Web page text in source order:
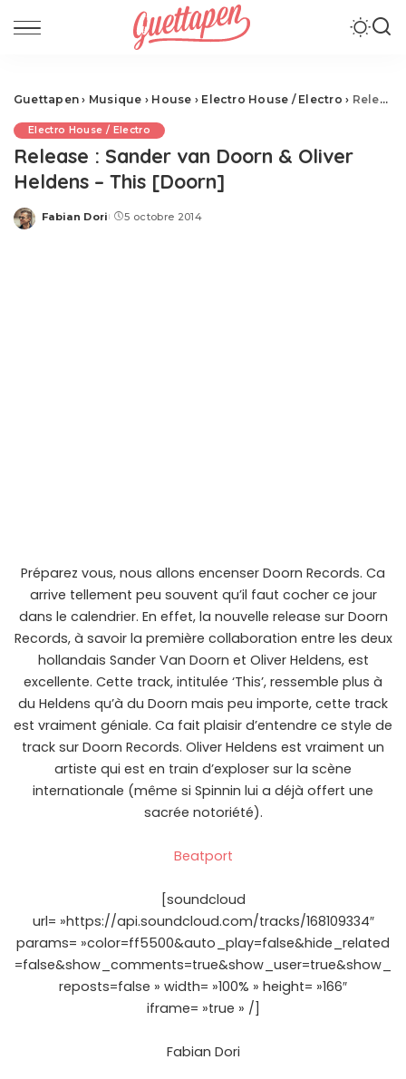
Guettapen › Musique › House › Electro House / Electro › Release : Sander van Doorn & Oliver Heldens – This [Doorn]
Electro House / Electro
Release : Sander van Doorn & Oliver
Heldens – This [Doorn]
Posted
Fabian Dori 5 octobre 2014
Préparez vous, nous allons encenser Doorn Records. Ca
arrive tellement peu souvent qu’il faut cocher ce jour
dans le calendrier. En effet, la nouvelle release sur Doorn
Records, à savoir la première collaboration entre les deux
hollandais Sander Van Doorn et Oliver Heldens, est
excellente. Cette track, intitulée ‘This’, ressemble plus à
du Heldens qu’à du Doorn mais peu importe, cette track
est vraiment géniale. Ca fait plaisir d’entendre ce style de
track sur Doorn Records. Oliver Heldens est vraiment un
artiste qui est en train d’exploser sur la scène
internationale (même si Spinnin lui a déjà offert une
sacrée notoriété).
Beatport
[soundcloud
url= »https://api.soundcloud.com/tracks/168109334″
params= »color=ff5500&auto_play=false&hide_related
=false&show_comments=true&show_user=true&show_
reposts=false » width= »100% » height= »166″
iframe= »true » /]
Fabian Dori